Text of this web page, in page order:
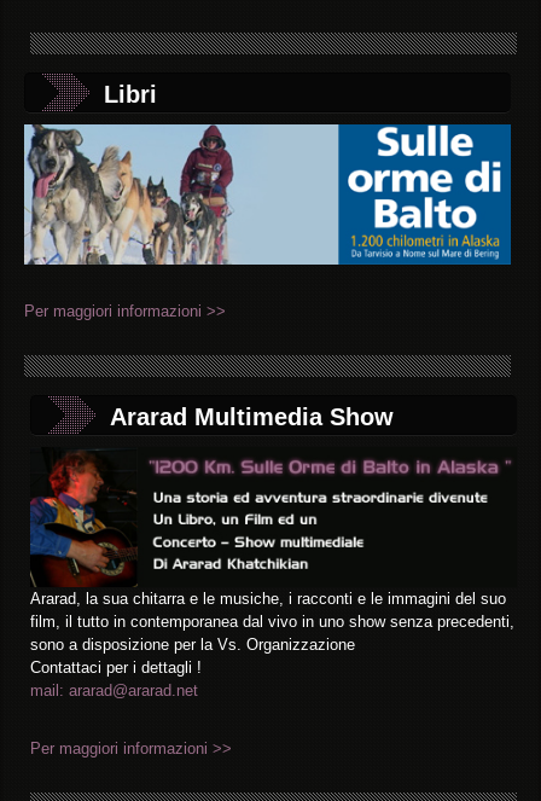
Libri
Per maggiori informazioni >>
Ararad Multimedia Show
Ararad, la sua chitarra e le musiche, i racconti e le immagini del suo
film, il tutto in contemporanea dal vivo in uno show senza precedenti,
sono a disposizione per la Vs. Organizzazione
Contattaci per i dettagli !
mail: ararad@ararad.net
Per maggiori informazioni >>